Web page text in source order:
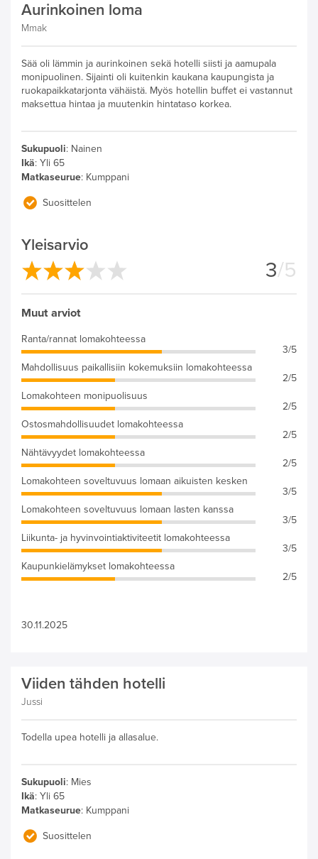
Aurinkoinen loma
Mmak
Sää oli lämmin ja aurinkoinen sekä hotelli siisti ja aamupala
monipuolinen. Sijainti oli kuitenkin kaukana kaupungista ja
ruokapaikkatarjonta vähäistä. Myös hotellin buffet ei vastannut
maksettua hintaa ja muutenkin hintataso korkea.
Sukupuoli: Nainen
Ikä: Yli 65
Matkaseurue: Kumppani
Suosittelen
Yleisarvio
3/5
Muut arviot
Ranta/rannat lomakohteessa
3/5
Mahdollisuus paikallisiin kokemuksiin lomakohteessa
2/5
Lomakohteen monipuolisuus
2/5
Ostosmahdollisuudet lomakohteessa
2/5
Nähtävyydet lomakohteessa
2/5
Lomakohteen soveltuvuus lomaan aikuisten kesken
3/5
Lomakohteen soveltuvuus lomaan lasten kanssa
3/5
Liikunta- ja hyvinvointiaktiviteetit lomakohteessa
3/5
Kaupunkielämykset lomakohteessa
2/5
30.11.2025
Viiden tähden hotelli
Jussi
Todella upea hotelli ja allasalue.
Sukupuoli: Mies
Ikä: Yli 65
Matkaseurue: Kumppani
Suosittelen